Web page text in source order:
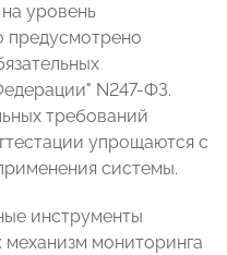
уровень
предусмотрено
N247-ФЗ.
требований
упрощаются с
системы.
инструменты
механизм мониторинга